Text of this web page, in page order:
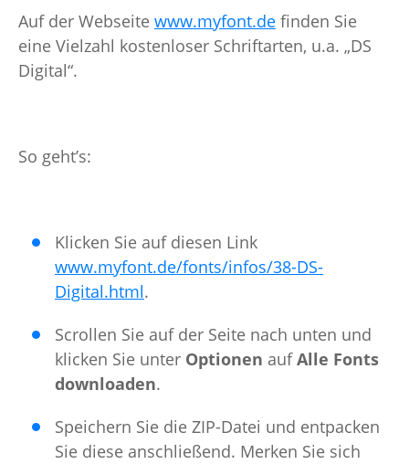
Auf der Webseite www.myfont.de finden Sie
eine Vielzahl kostenloser Schriftarten, u.a. „DS
Digital“.
So geht’s:
Klicken Sie auf diesen Link
www.myfont.de/fonts/infos/38-DS-
Digital.html.
Scrollen Sie auf der Seite nach unten und
klicken Sie unter Optionen aufAlle Fonts
downloaden.
Speichern Sie die ZIP-Datei und entpacken
Sie diese anschließend. Merken Sie sich